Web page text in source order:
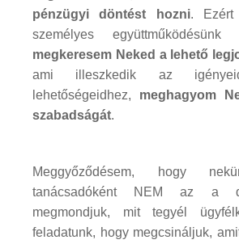
pénzügyi döntést hozni. Ezért
személyes
megkeresem Neked a lehető
ami illeszkedik az
lehetőségeidhez, meghagyom
szabadságát.
Meggyőződésem, hogy
tanácsadóként NEM az a
megmondjuk, mit tegyél
feladatunk, hogy megcsináljuk,